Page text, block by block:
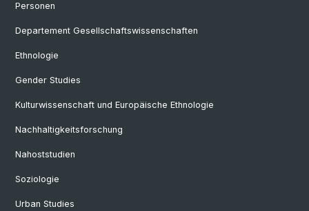
Personen
Departement Gesellschaftswissenschaften
Ethnologie
Gender Studies
Kulturwissenschaft und Europäische Ethnologie
Nachhaltigkeitsforschung
Nahoststudien
Soziologie
Urban Studies